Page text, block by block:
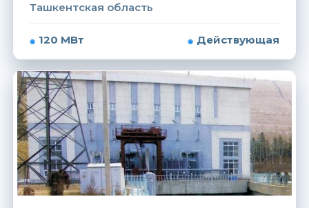
Ташкентская область
120 МВт Действующая